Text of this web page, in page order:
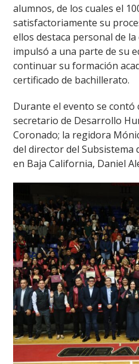
alumnos, de los cuales el
satisfactoriamente su
ellos destaca personal de
impulsó a una parte de su
continuar su formación
certificado de bachillerato.
Durante el evento se contó
secretario de Desarrollo
Coronado; la regidora
del director del
en Baja California, Daniel